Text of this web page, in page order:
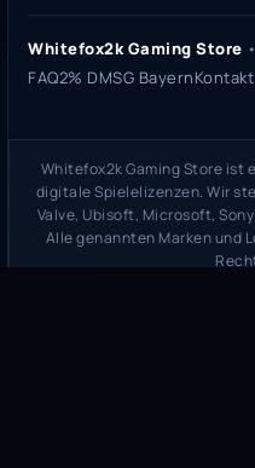
Whitefox2k Gaming Store
FAQ2% DMSG BayernKontakt
Whitefox2k Gaming Store ist
digitale Spielelizenzen. Wir
Valve, Ubisoft, Microsoft,
Alle genannten Marken und